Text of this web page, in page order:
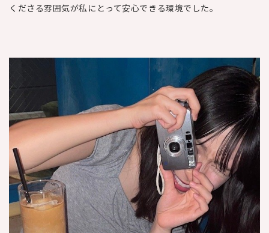
くださる雰囲気が私にとって安心できる環境でした。